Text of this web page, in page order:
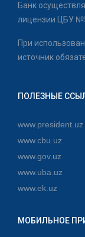
Банк
лицензии ЦБУ
При
источник
ПОЛЕЗНЫЕ
www.president.uz
www.cbu.uz
www.gov.uz
www.uba.uz
www.ek.uz
МОБИЛЬНОЕ